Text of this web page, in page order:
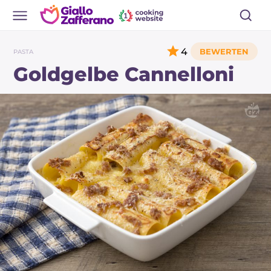
PASTA
Goldgelbe Cannelloni
4